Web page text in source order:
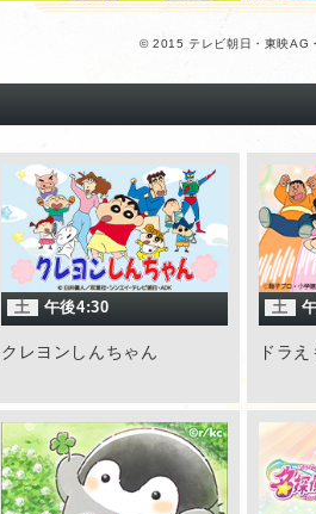
© 2015 テレビ朝日・東映AG
土 午後4:30
クレヨンしんちゃん
土
ドラえ